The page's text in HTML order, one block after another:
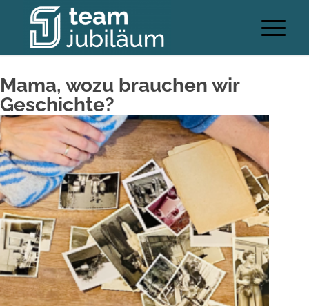
Mama, wozu brauchen wir
Geschichte?